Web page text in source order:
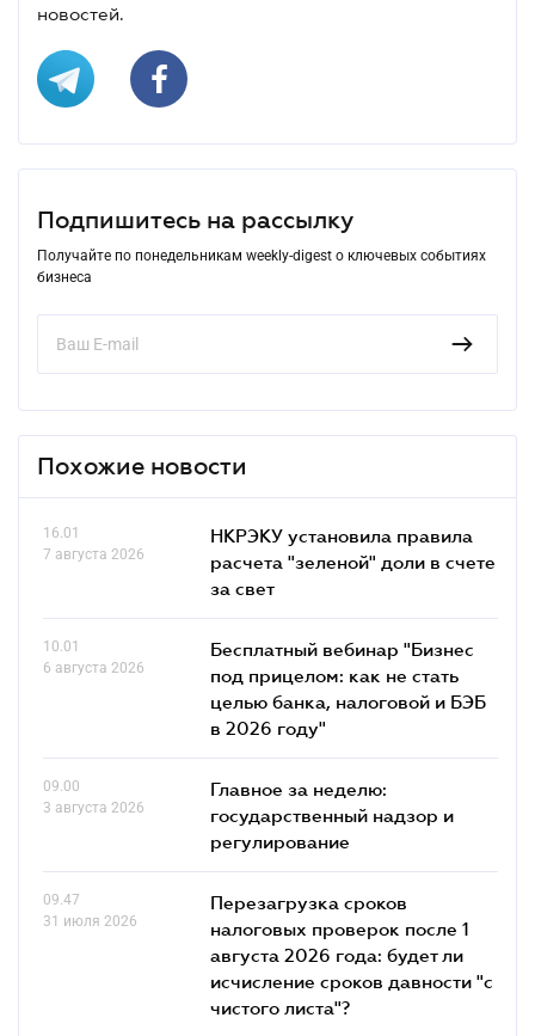
новостей.
Подпишитесь на рассылку
Получайте по понедельникам weekly-digest о ключевых событиях
бизнеса
Похожие новости
16.01
7 августа 2026
НКРЭКУ установила правила
расчета "зеленой" доли в счете
за свет
10.01
6 августа 2026
Бесплатный вебинар "Бизнес
под прицелом: как не стать
целью банка, налоговой и БЭБ
в 2026 году"
09.00
3 августа 2026
Главное за неделю:
государственный надзор и
регулирование
09.47
31 июля 2026
Перезагрузка сроков
налоговых проверок после 1
августа 2026 года: будет ли
исчисление сроков давности "с
чистого листа"?